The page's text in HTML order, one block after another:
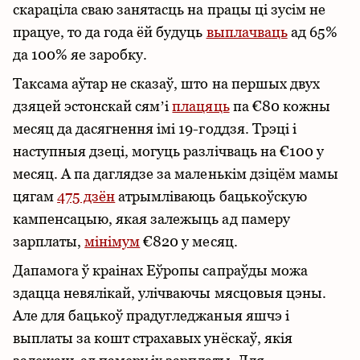
скараціла сваю занятасць на працы ці зусім не
працуе, то да года ёй будуць выплачвацьад 65%
да 100% яе заробку.
Таксама аўтар не сказаў, што на першых двух
дзяцей эстонскай сямʼіплацяцьпа €80 кожны
месяц да дасягнення імі 19-годдзя. Трэці і
наступныя дзеці, могуць разлічваць на €100 у
месяц. А па даглядзе за маленькім дзіцём мамы
цягам475 дзёнатрымліваюць бацькоўскую
кампенсацыю, якая залежыць ад памеру
зарплаты,мінімум€820 у месяц.
Дапамога ў краінах Еўропы сапраўды можа
здацца невялікай, улічваючы мясцовыя цэны.
Але для бацькоў прадугледжаныя яшчэ і
выплаты за кошт страхавых унёскаў, якія